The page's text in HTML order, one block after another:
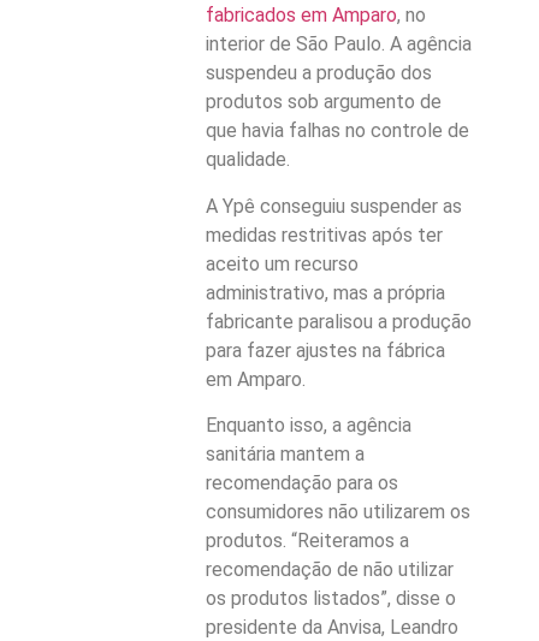
fabricados em Amparo, no
interior de São Paulo. A agência
suspendeu a produção dos
produtos sob argumento de
que havia falhas no controle de
qualidade.
A Ypê conseguiu suspender as
medidas restritivas após ter
aceito um recurso
administrativo, mas a própria
fabricante paralisou a produção
para fazer ajustes na fábrica
em Amparo.
Enquanto isso, a agência
sanitária mantem a
recomendação para os
consumidores não utilizarem os
produtos. “Reiteramos a
recomendação de não utilizar
os produtos listados”, disse o
presidente da Anvisa, Leandro